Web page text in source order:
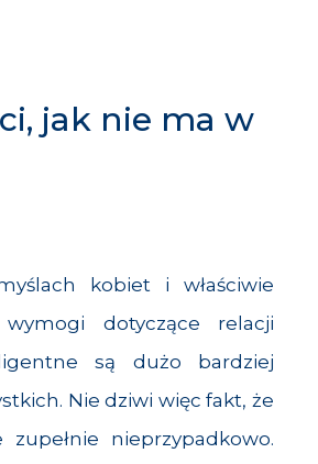
jak nie ma w
kobiet i właściwie
dotyczące relacji
są dużo bardziej
Nie dziwi więc fakt, że
nieprzypadkowo.